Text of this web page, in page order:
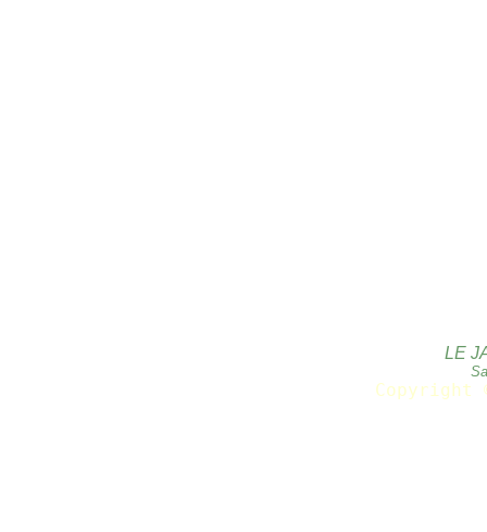
LE
Copyright